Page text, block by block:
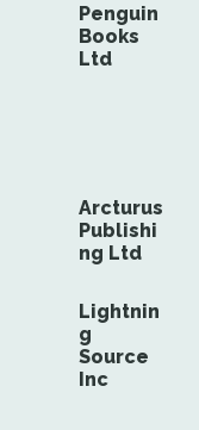
Penguin
Books
Ltd
Arcturus
Publishi
ng Ltd
Lightnin
g
Source
Inc